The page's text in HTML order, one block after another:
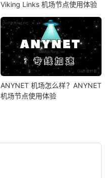
Viking Links 机场节点使用体验
ANYNET 机场怎么样？ANYNET
机场节点使用体验